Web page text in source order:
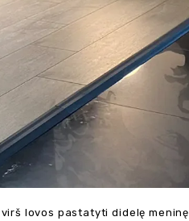
lovos pastatyti didelę meninę